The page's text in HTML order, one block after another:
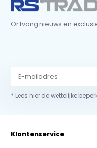
Ontvang nieuws en
* Lees hier de wettelijke
Klantenservice